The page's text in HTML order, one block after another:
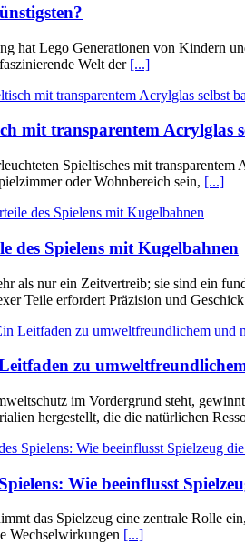
hat Lego Generationen von Kindern
Welt der [...]
mit transparentem Acrylglas
Spieltisches mit
oder Wohnbereich sein, [...]
des Spielens mit Kugelbahnen
als nur ein Zeitvertreib; sie sind ein
Teile erfordert Präzision und
zu
im Vordergrund steht,
hergestellt, die die natürlichen
Wie beeinflusst
das Spielzeug eine zentrale Rolle
Wechselwirkungen [...]